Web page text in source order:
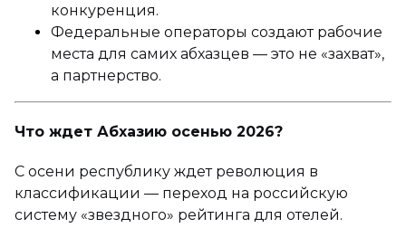
конкуренция.
Федеральные операторы создают рабочие
места для самих абхазцев — это не «захват»,
а партнерство.
Что ждет Абхазию осенью 2026?
С осени республику ждет революция в
классификации — переход на российскую
систему «звездного» рейтинга для отелей.